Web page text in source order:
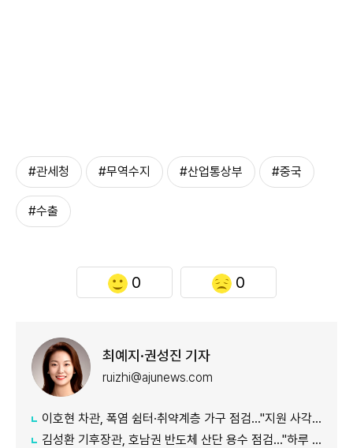
#관세청 #무역수지 #산업통상부 #중국
#수출
0 0
최예지·권성진 기자
ruizhi@ajunews.com
이호현 차관, 폭염 쉼터·취약계층 가구 점검…"지원 사각지대 최소화"
김성환 기후장관, 호남권 반도체 산단 용수 점검…"하루 30만t 재이용수 공급"